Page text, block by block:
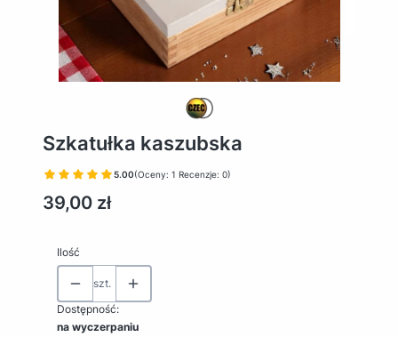
Szkatułka kaszubska
5.00(Oceny: 1 Recenzje: 0)
Cena
39,00 zł
Ilość
szt.
Dostępność:
na wyczerpaniu